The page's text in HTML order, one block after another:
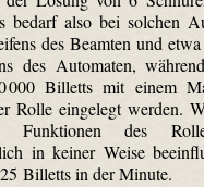
bedarf also bei solchen
des Beamten und
des Automaten,
000 Billetts mit einem
Rolle eingelegt werden.
des
in keiner Weise
Billetts in der Minute.